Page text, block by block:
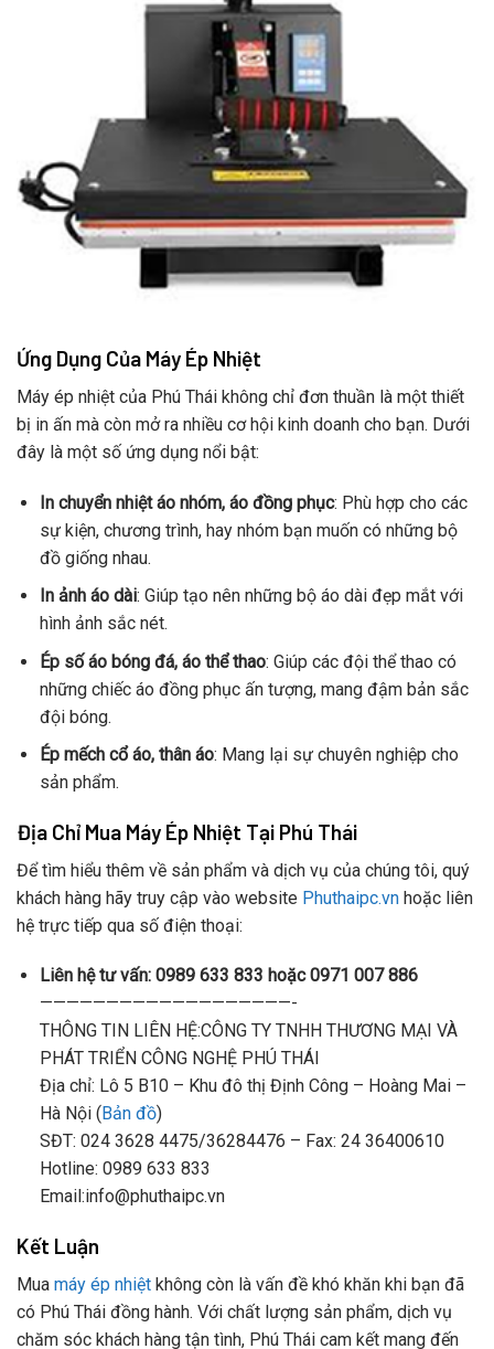
Ứng Dụng Của Máy Ép Nhiệt
Máy ép nhiệt của Phú Thái không chỉ đơn thuần là một thiết
bị in ấn mà còn mở ra nhiều cơ hội kinh doanh cho bạn. Dưới
đây là một số ứng dụng nổi bật:
In chuyển nhiệt áo nhóm, áo đồng phục: Phù hợp cho các
sự kiện, chương trình, hay nhóm bạn muốn có những bộ
đồ giống nhau.
In ảnh áo dài: Giúp tạo nên những bộ áo dài đẹp mắt với
hình ảnh sắc nét.
Ép số áo bóng đá, áo thể thao: Giúp các đội thể thao có
những chiếc áo đồng phục ấn tượng, mang đậm bản sắc
đội bóng.
Ép mếch cổ áo, thân áo: Mang lại sự chuyên nghiệp cho
sản phẩm.
Địa Chỉ Mua Máy Ép Nhiệt Tại Phú Thái
Để tìm hiểu thêm về sản phẩm và dịch vụ của chúng tôi, quý
khách hàng hãy truy cập vào website Phuthaipc.vn hoặc liên
hệ trực tiếp qua số điện thoại:
Liên hệ tư vấn: 0989 633 833 hoặc 0971 007 886
———————————————————-
THÔNG TIN LIÊN HỆ:CÔNG TY TNHH THƯƠNG MẠI VÀ
PHÁT TRIỂN CÔNG NGHỆ PHÚ THÁI
Địa chỉ: Lô 5 B10 – Khu đô thị Định Công – Hoàng Mai –
Hà Nội ( Bản đồ)
SĐT: 024 3628 4475/36284476 – Fax: 24 36400610
Hotline: 0989 633 833
Email:info@phuthaipc.vn
Kết Luận
Mua máy ép nhiệt không còn là vấn đề khó khăn khi bạn đã
có Phú Thái đồng hành. Với chất lượng sản phẩm, dịch vụ
chăm sóc khách hàng tận tình, Phú Thái cam kết mang đến